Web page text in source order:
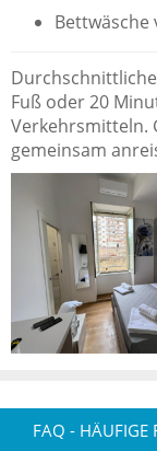
Bettwäsche
Fuß oder 20
Verkehrsmitteln.
gemeinsam
FAQ - HÄUFIGE